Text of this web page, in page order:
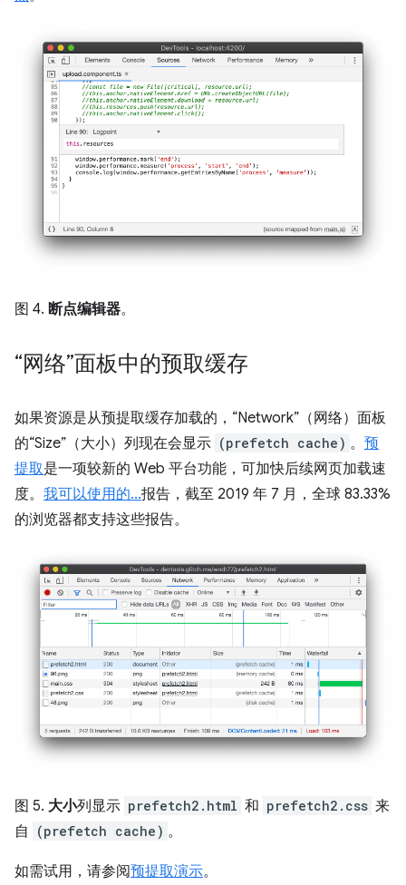
图 4. 断点编辑器。
“网络”面板中的预取缓存
如果资源是从预提取缓存加载的，“Network”（网络）面板
的“Size”（大小）列现在会显示 (prefetch cache) 。 预
提取是一项较新的 Web 平台功能，可加快后续网页加载速
度。 我可以使用的...报告，截至 2019 年 7 月，全球 83.33%
的浏览器都支持这些报告。
图 5. 大小列显示 prefetch2.html 和 prefetch2.css 来
自
(prefetch cache) 。
如需试用，请参阅预提取演示。